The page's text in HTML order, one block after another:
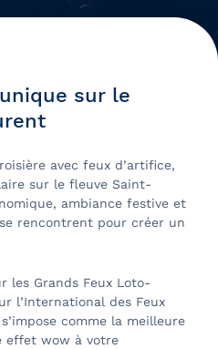
sur le
avec feux d’artifice,
sur le fleuve Saint-
ambiance festive et
rencontrent pour créer un
les Grands Feux Loto-
l’International des Feux
comme la meilleure
effet wow à votre